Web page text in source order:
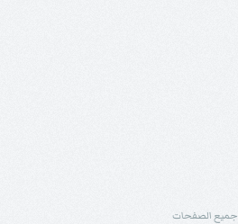
جميع الصفحات